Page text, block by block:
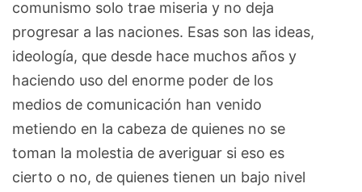
comunismo solo trae miseria y no deja
progresar a las naciones. Esas son las ideas,
ideología, que desde hace muchos años y
haciendo uso del enorme poder de los
medios de comunicación han venido
metiendo en la cabeza de quienes no se
toman la molestia de averiguar si eso es
cierto o no, de quienes tienen un bajo nivel